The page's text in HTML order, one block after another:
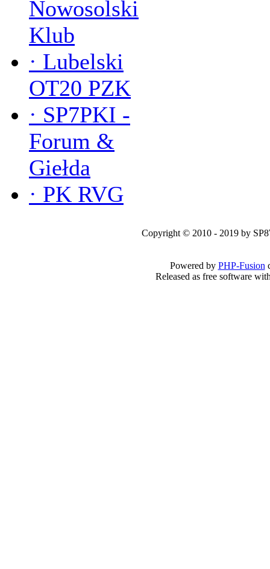
Nowosolski
Klub
· Lubelski
OT20 PZK
· SP7PKI -
Forum &
Giełda
· PK RVG
Copyright © 2010 - 2019 by
Powered by PHP-Fusion
Released as free software